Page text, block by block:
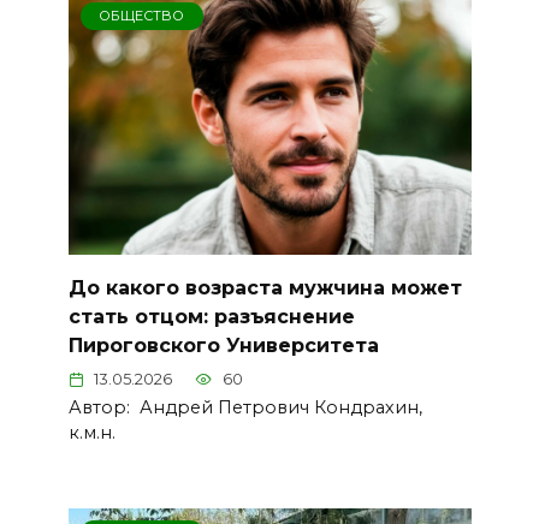
ОБЩЕСТВО
До какого возраста мужчина может
стать отцом: разъяснение
Пироговского Университета
13.05.2026 60
Автор: Андрей Петрович Кондрахин,
к.м.н.